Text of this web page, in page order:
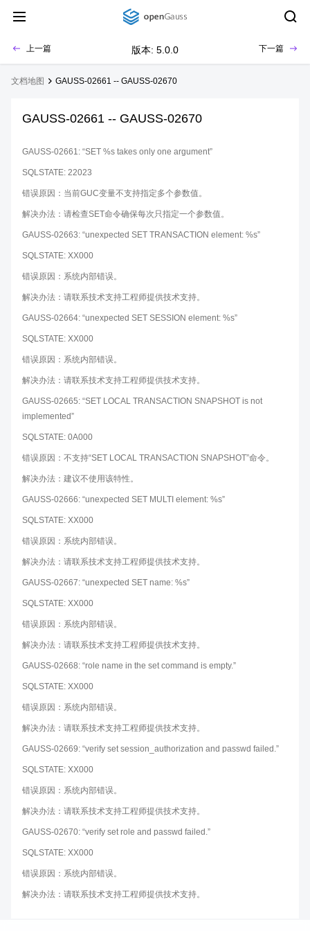
上一篇 版本: 5.0.0 下一篇
文档地图 GAUSS-02661 -- GAUSS-02670
GAUSS-02661 -- GAUSS-02670
GAUSS-02661: “SET %s takes only one argument”
SQLSTATE: 22023
错误原因：当前GUC变量不支持指定多个参数值。
解决办法：请检查SET命令确保每次只指定一个参数值。
GAUSS-02663: “unexpected SET TRANSACTION element: %s”
SQLSTATE: XX000
错误原因：系统内部错误。
解决办法：请联系技术支持工程师提供技术支持。
GAUSS-02664: “unexpected SET SESSION element: %s”
SQLSTATE: XX000
错误原因：系统内部错误。
解决办法：请联系技术支持工程师提供技术支持。
GAUSS-02665: “SET LOCAL TRANSACTION SNAPSHOT is not
implemented”
SQLSTATE: 0A000
错误原因：不支持“SET LOCAL TRANSACTION SNAPSHOT”命令。
解决办法：建议不使用该特性。
GAUSS-02666: “unexpected SET MULTI element: %s”
SQLSTATE: XX000
错误原因：系统内部错误。
解决办法：请联系技术支持工程师提供技术支持。
GAUSS-02667: “unexpected SET name: %s”
SQLSTATE: XX000
错误原因：系统内部错误。
解决办法：请联系技术支持工程师提供技术支持。
GAUSS-02668: “role name in the set command is empty.”
SQLSTATE: XX000
错误原因：系统内部错误。
解决办法：请联系技术支持工程师提供技术支持。
GAUSS-02669: “verify set session_authorization and passwd failed.”
SQLSTATE: XX000
错误原因：系统内部错误。
解决办法：请联系技术支持工程师提供技术支持。
GAUSS-02670: “verify set role and passwd failed.”
SQLSTATE: XX000
错误原因：系统内部错误。
解决办法：请联系技术支持工程师提供技术支持。